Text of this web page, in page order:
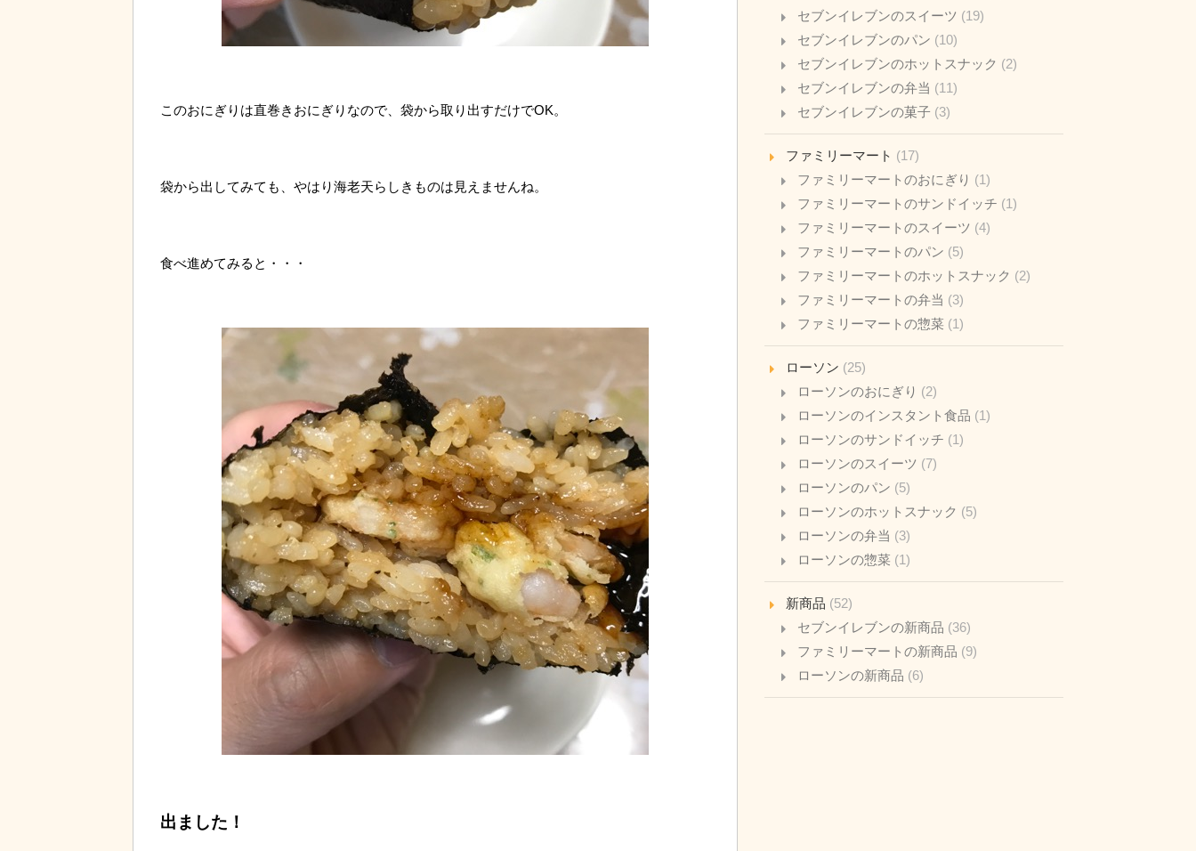
このおにぎりは直巻きおにぎりなので、袋から取り出すだけでOK。
袋から出してみても、やはり海老天らしきものは見えませんね。
食べ進めてみると・・・
出ました！
セブンイレブンのスイーツ (19)
セブンイレブンのパン (10)
セブンイレブンのホットスナック (2)
セブンイレブンの弁当 (11)
セブンイレブンの菓子 (3)
ファミリーマート (17)
ファミリーマートのおにぎり (1)
ファミリーマートのサンドイッチ (1)
ファミリーマートのスイーツ (4)
ファミリーマートのパン (5)
ファミリーマートのホットスナック (2)
ファミリーマートの弁当 (3)
ファミリーマートの惣菜 (1)
ローソン (25)
ローソンのおにぎり (2)
ローソンのインスタント食品 (1)
ローソンのサンドイッチ (1)
ローソンのスイーツ (7)
ローソンのパン (5)
ローソンのホットスナック (5)
ローソンの弁当 (3)
ローソンの惣菜 (1)
新商品 (52)
セブンイレブンの新商品 (36)
ファミリーマートの新商品 (9)
ローソンの新商品 (6)